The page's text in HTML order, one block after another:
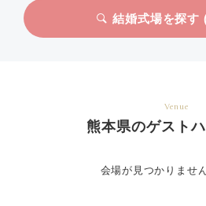
結婚式場を探す
Venue
熊本県のゲスト
会場が見つかりませ